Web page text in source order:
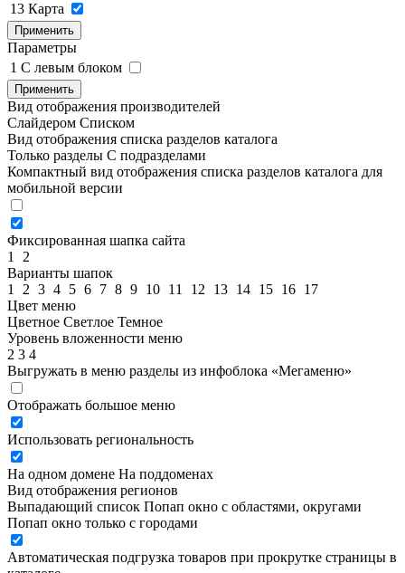
13 Карта
Применить
Параметры
1 C левым блоком
Применить
Вид отображения производителей
Слайдером Списком
Вид отображения списка разделов каталога
Только разделы С подразделами
Компактный вид отображения списка разделов каталога для
мобильной версии
Фиксированная шапка сайта
1
2
Варианты шапок
1
2 3 4 5 6 7 8 9 10 11 12 13 14 15 16 17
Цвет меню
Цветное Светлое Темное
Уровень вложенности меню
2 3 4
Выгружать в меню разделы из инфоблока «Мегаменю»
Отображать большое меню
Использовать региональность
На одном домене На поддоменах
Вид отображения регионов
Выпадающий список Попап окно c областями, округами
Попап окно только с городами
Автоматическая подгрузка товаров при прокрутке страницы в